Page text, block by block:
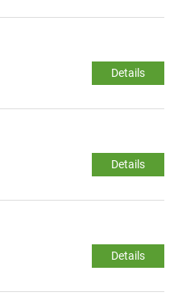
Details
Details
Details